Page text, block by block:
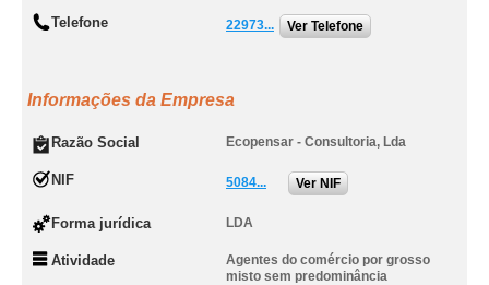
Telefone 22973... Ver Telefone
Informações da Empresa
Razão Social Ecopensar - Consultoria, Lda
NIF 5084... Ver NIF
Forma jurídica LDA
Atividade
Agentes do comércio por grosso
misto sem predominância